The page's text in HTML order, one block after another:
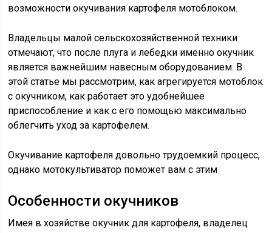
возможности окучивания картофеля мотоблоком.
Владельцы малой сельскохозяйственной техники
отмечают, что после плуга и лебедки именно окучник
является важнейшим навесным оборудованием. В
этой статье мы рассмотрим, как агрегируется мотоблок
с окучником, как работает это удобнейшее
приспособление и как с его помощью максимально
облегчить уход за картофелем.
Окучивание картофеля довольно трудоемкий процесс,
однако мотокультиватор поможет вам с этим
Особенности окучников
Имея в хозяйстве окучник для картофеля, владелец